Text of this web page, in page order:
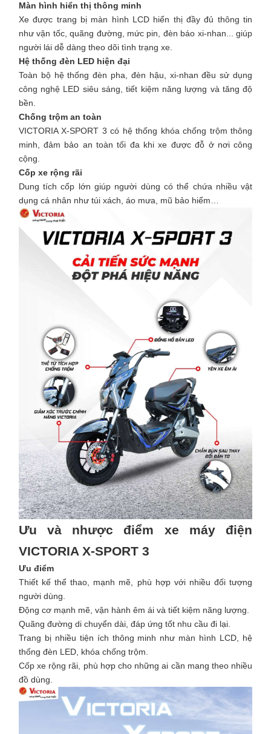
Màn hình hiển thị thông minh
Xe được trang bị màn hình LCD hiển thị đầy đủ thông tin
như vận tốc, quãng đường, mức pin, đèn báo xi-nhan... giúp
người lái dễ dàng theo dõi tình trạng xe.
Hệ thống đèn LED hiện đại
Toàn bộ hệ thống đèn pha, đèn hậu, xi-nhan đều sử dụng
công nghệ LED siêu sáng, tiết kiệm năng lượng và tăng độ
bền.
Chống trộm an toàn
VICTORIA X-SPORT 3 có hệ thống khóa chống trộm thông
minh, đảm bảo an toàn tối đa khi xe được đỗ ở nơi công
cộng.
Cốp xe rộng rãi
Dung tích cốp lớn giúp người dùng có thể chứa nhiều vật
dụng cá nhân như túi xách, áo mưa, mũ bảo hiểm…
Ưu và nhược điểm xe máy điện
VICTORIA X-SPORT 3
Ưu điểm
Thiết kế thể thao, mạnh mẽ, phù hợp với nhiều đối tượng
người dùng.
Động cơ mạnh mẽ, vận hành êm ái và tiết kiệm năng lượng.
Quãng đường di chuyển dài, đáp ứng tốt nhu cầu đi lại.
Trang bị nhiều tiện ích thông minh như màn hình LCD, hệ
thống đèn LED, khóa chống trộm.
Cốp xe rộng rãi, phù hợp cho những ai cần mang theo nhiều
đồ dùng.